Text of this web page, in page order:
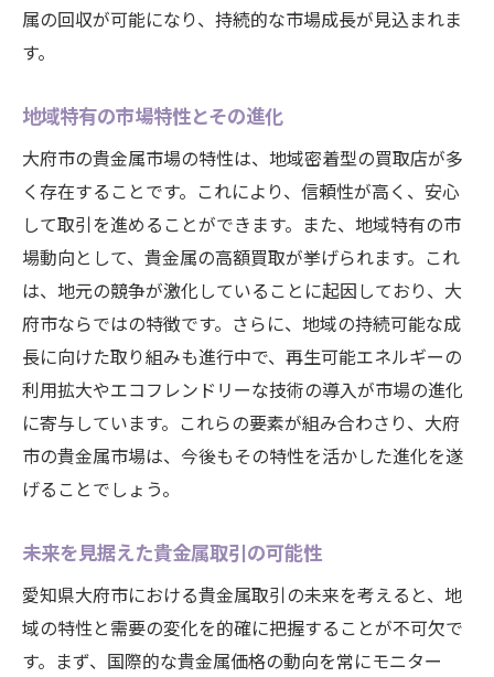
属の回収が可能になり、持続的な市場成長が見込まれま
す。
地域特有の市場特性とその進化
大府市の貴金属市場の特性は、地域密着型の買取店が多
く存在することです。これにより、信頼性が高く、安心
して取引を進めることができます。また、地域特有の市
場動向として、貴金属の高額買取が挙げられます。これ
は、地元の競争が激化していることに起因しており、大
府市ならではの特徴です。さらに、地域の持続可能な成
長に向けた取り組みも進行中で、再生可能エネルギーの
利用拡大やエコフレンドリーな技術の導入が市場の進化
に寄与しています。これらの要素が組み合わさり、大府
市の貴金属市場は、今後もその特性を活かした進化を遂
げることでしょう。
未来を見据えた貴金属取引の可能性
愛知県大府市における貴金属取引の未来を考えると、地
域の特性と需要の変化を的確に把握することが不可欠で
す。まず、国際的な貴金属価格の動向を常にモニター